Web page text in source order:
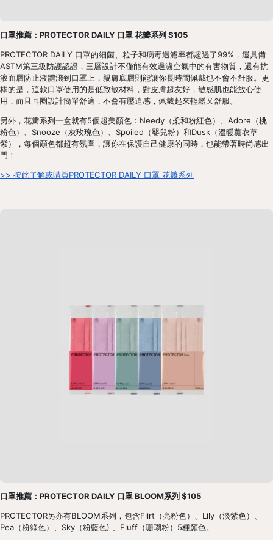
口罩推薦：PROTECTOR DAILY 口罩 花瓣系列 $105
PROTECTOR DAILY 口罩的細菌、粒子和病毒過濾率都超過了99%，還具備
ASTM第三級防護認證，三層設計不僅能有效過濾空氣中的有害物質，還有抗
液面層防止液體濺到口罩上，親膚底層則能讓你長時間佩戴也不會不舒服。更
棒的是，這款口罩使用的是低致敏材料，對皮膚超友好，敏感肌也能放心使
用，而且耳圈設計簡單舒適，不會有壓迫感，佩戴起來輕鬆又舒服。
另外，花瓣系列一盒就有5個超美顏色：Needy（柔和粉紅色）、Adore（桃
粉色）、Snooze（灰玫瑰色）、Spoiled（嬰兒粉）和Dusk（溫暖薰衣草
紫），每個顏色都超有氛圍，讓你在保護自己健康的同時，也能帶著時尚感出
門！
>> 按此了解或購買PROTECTOR DAILY 口罩 花瓣系列
口罩推薦：PROTECTOR DAILY 口罩 BLOOM系列 $105
PROTECTOR另亦有BLOOM系列，包含Flirt（亮粉色）、Lily（淡紫色）、
Pea（粉綠色）、Sky（粉藍色) 、Fluff（珊瑚粉）5種顏色。